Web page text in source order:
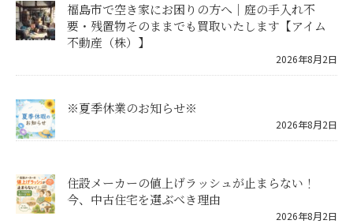
福島市で空き家にお困りの方へ｜庭の手入れ不
要・残置物そのままでも買取いたします【アイム
不動産（株）】
2026年8月2日
※夏季休業のお知らせ※
2026年8月2日
住設メーカーの値上げラッシュが止まらない！
今、中古住宅を選ぶべき理由
2026年8月2日